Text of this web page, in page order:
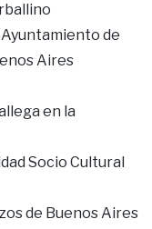
de
Aires
en la
Socio Cultural
de Buenos Aires